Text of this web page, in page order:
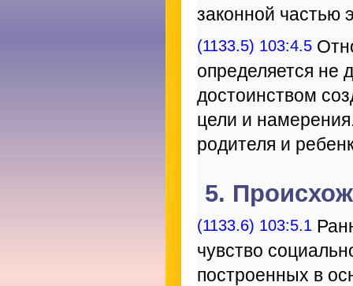
законной частью
(1133.5) 103:4.5
определяется не
достоинством
цели и
родителя и
5.
(1133.6) 103:5.1
чувство
построенных в